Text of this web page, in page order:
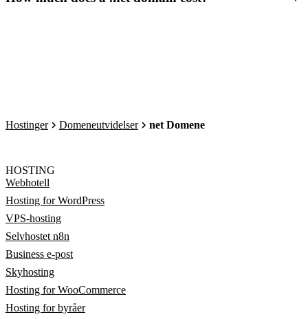
Hostinger Domeneutvidelser net Domene
HOSTING
Webhotell
Hosting for WordPress
VPS-hosting
Selvhostet n8n
Business e-post
Skyhosting
Hosting for WooCommerce
Hosting for byråer